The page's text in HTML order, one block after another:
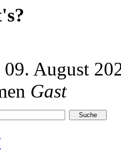
09. August
Gast